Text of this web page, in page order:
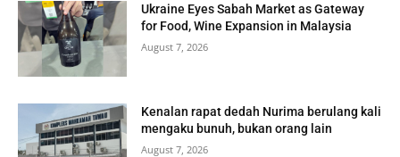
Ukraine Eyes Sabah Market as Gateway
for Food, Wine Expansion in Malaysia
August 7, 2026
Kenalan rapat dedah Nurima berulang kali
mengaku bunuh, bukan orang lain
August 7, 2026